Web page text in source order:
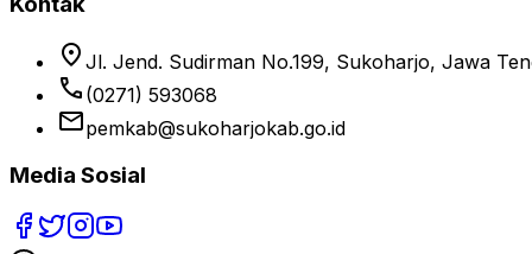
location_on Jl. Jend. Sudirman No.199, Sukoharjo, Jawa
phone (0271) 593068
emailpemkab@sukoharjokab.go.id
Media Sosial